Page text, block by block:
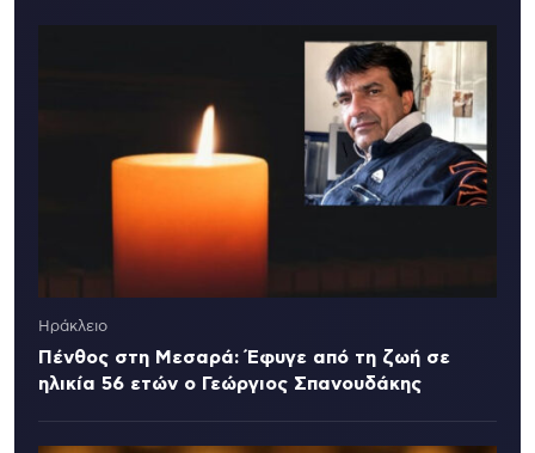
Ηράκλειο
Πένθος στη Μεσαρά: Έφυγε από τη ζωή σε
ηλικία 56 ετών ο Γεώργιος Σπανουδάκης